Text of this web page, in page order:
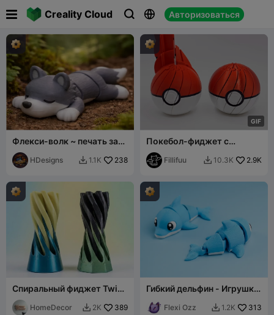
Creality Cloud   Авторизоваться
 
Флекси-волк ~ печать за
30 минут
HDesigns  1.1K 238
GIF
Покебол-фиджет с
вращением
Fillifuu  10.3K 2.9K
Спиральный фиджет Twist
& Glide, 2 модели
HomeDecor  2K 389
Гибкий дельфин - Игрушка/
Flexi Ozz  1.2K 313